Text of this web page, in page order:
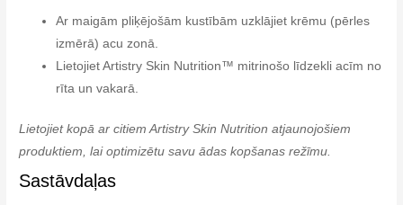
Ar maigām pliķējošām kustībām uzklājiet krēmu (pērles
izmērā) acu zonā.
Lietojiet Artistry Skin Nutrition™ mitrinošo līdzekli acīm no
rīta un vakarā.
Lietojiet kopā ar citiem Artistry Skin Nutrition atjaunojošiem
produktiem, lai optimizētu savu ādas kopšanas režīmu.
Sastāvdaļas